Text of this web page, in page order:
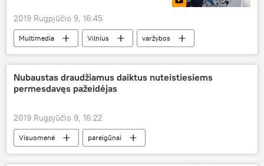
2019 Rugpjūčio 9, 16:45
Multimedia Vilnius varžybos
Nubaustas draudžiamus daiktus nuteistiesiems
permesdavęs pažeidėjas
2019 Rugpjūčio 9, 16:22
Visuomenė
pareigūnai
pataisos namai